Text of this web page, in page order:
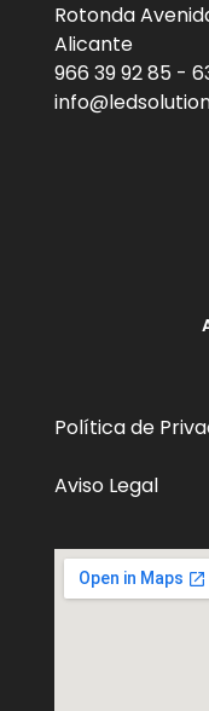
Rotonda
Alicante
966 39 92 85 -
Política de
Aviso Legal